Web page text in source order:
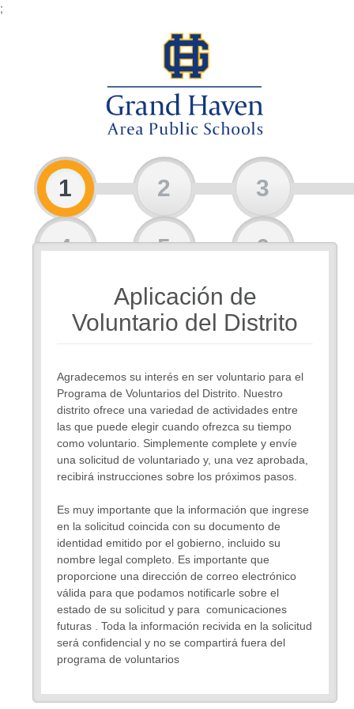
;
1 2 3
4 5 6
8
Aplicación de
Voluntario del Distrito
Agradecemos su interés en ser voluntario para el
Programa de Voluntarios del Distrito. Nuestro
distrito ofrece una variedad de actividades entre
las que puede elegir cuando ofrezca su tiempo
como voluntario. Simplemente complete y envíe
una solicitud de voluntariado y, una vez aprobada,
recibirá instrucciones sobre los próximos pasos.
Es muy importante que la información que ingrese
en la solicitud coincida con su documento de
identidad emitido por el gobierno, incluido su
nombre legal completo. Es importante que
proporcione una dirección de correo electrónico
válida para que podamos notificarle sobre el
estado de su solicitud y para comunicaciones
futuras . Toda la información recivida en la solicitud
será confidencial y no se compartirá fuera del
programa de voluntarios
Si tiene alguna pregunta sobre la solicitud,